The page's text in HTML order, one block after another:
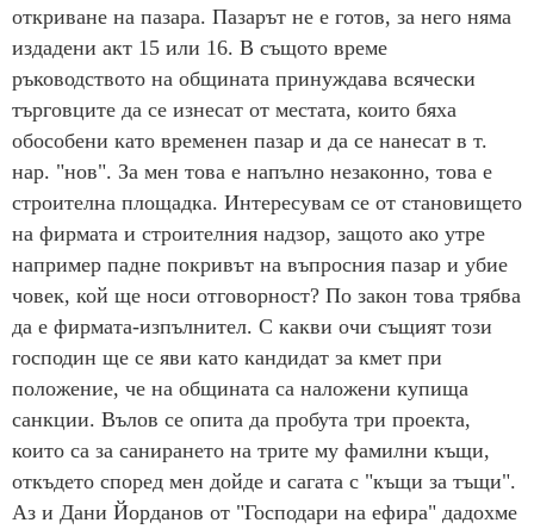
откриване на пазара. Пазарът не е готов, за него няма
издадени акт 15 или 16. В същото време
ръководството на общината принуждава всячески
търговците да се изнесат от местата, които бяха
обособени като временен пазар и да се нанесат в т.
нар. "нов". За мен това е напълно незаконно, това е
строителна площадка. Интересувам се от становището
на фирмата и строителния надзор, защото ако утре
например падне покривът на въпросния пазар и убие
човек, кой ще носи отговорност? По закон това трябва
да е фирмата-изпълнител. С какви очи същият този
господин ще се яви като кандидат за кмет при
положение, че на общината са наложени купища
санкции. Вълов се опита да пробута три проекта,
които са за санирането на трите му фамилни къщи,
откъдето според мен дойде и сагата с "къщи за тъщи".
Аз и Дани Йорданов от "Господари на ефира" дадохме